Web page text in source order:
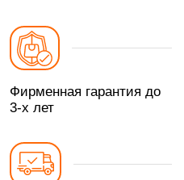
Фирменная гарантия до
3-х лет